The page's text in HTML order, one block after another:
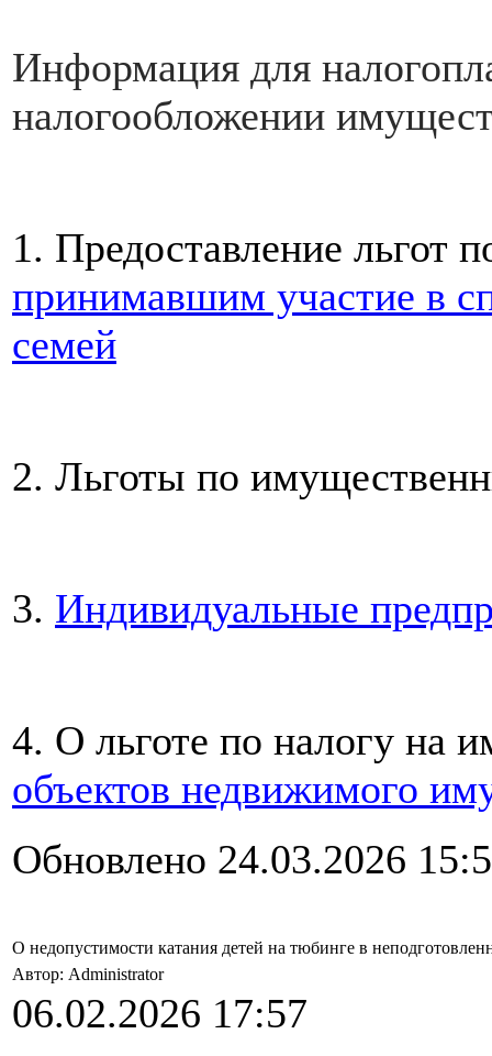
Информация для
налогообложении
1. Предоставление
принимавшим участие в
семей
2. Льготы по
3. Индивидуальные
4. О льготе по налогу на
объектов недвижимого
Обновлено 24.03.2026
О недопустимости катания детей на тюбинге в
Автор: Administrator
06.02.2026 17:57